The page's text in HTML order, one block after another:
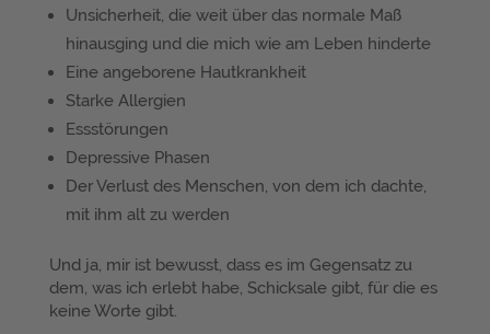
Unsicherheit, die weit über das normale Maß
hinausging und die mich wie am Leben hinderte
Eine angeborene Hautkrankheit
Starke Allergien
Essstörungen
Depressive Phasen
Der Verlust des Menschen, von dem ich dachte,
mit ihm alt zu werden
Und ja, mir ist bewusst, dass es im Gegensatz zu
dem, was ich erlebt habe, Schicksale gibt, für die es
keine Worte gibt.